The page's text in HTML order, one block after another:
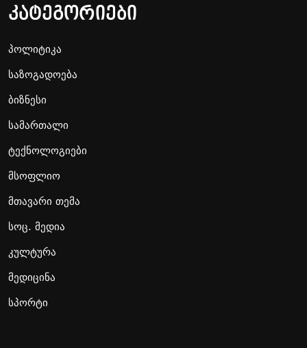
კატეგორიები
პოლიტიკა
საზოგადოება
ბიზნესი
სამართალი
ტექნოლოგიები
მსოფლიო
მთავარი თემა
სოც. მედია
კულტურა
მედიცინა
სპორტი